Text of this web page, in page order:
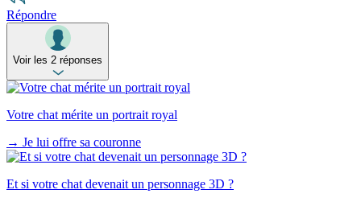
Répondre
Voir les 2 réponses
Votre chat mérite un portrait royal
→ Je lui offre sa couronne
Et si votre chat devenait un personnage 3D ?